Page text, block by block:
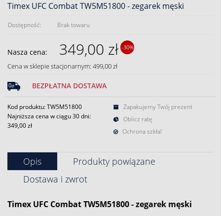
Timex UFC Combat TW5M51800 - zegarek męski
Dostępność: Brak towaru
Nasza cena: 349,00 zł -30%
Cena w sklepie stacjonarnym: 499,00 zł
BEZPŁATNA DOSTAWA
Kod produktu: TW5M51800
Najniższa cena w ciągu 30 dni:
349,00 zł
Zapakujemy Twój prezent
Oblicz ratę
Ochrona szkła!
Opis
Produkty powiązane
Dostawa i zwrot
Timex UFC Combat TW5M51800 - zegarek męski